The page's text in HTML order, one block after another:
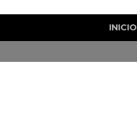
INICIO